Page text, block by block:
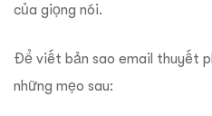
của giọng nói.
Để viết bản sao email thuyết
những mẹo sau: